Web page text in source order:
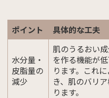
ポイント 具体的な工夫
水分量・
皮脂量の
減少
肌のうるおい
を作る機能が
ります。これ
き、肌のバリ
ります。